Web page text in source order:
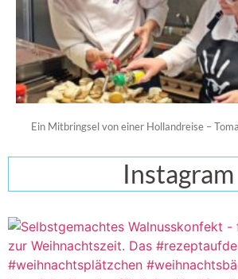
Ein Mitbringsel von einer Hollandreise –
Instagram